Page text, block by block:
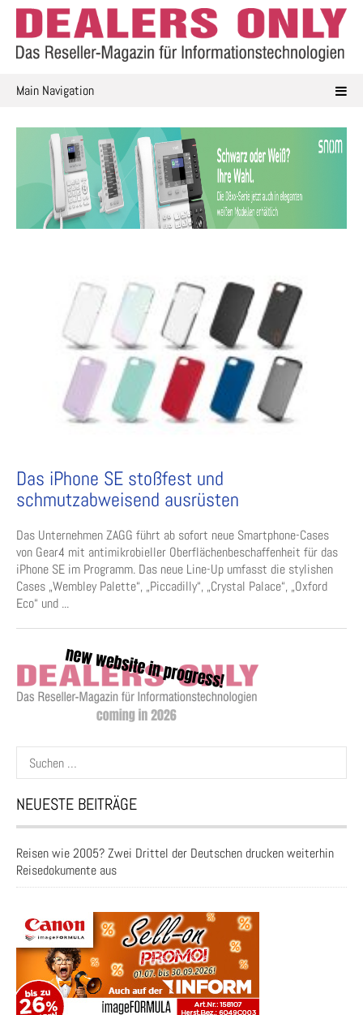
Skip
content
Main Navigation
Das iPhone SE stoßfest und
schmutzabweisend ausrüsten
Das Unternehmen ZAGG führt ab sofort neue Smartphone-Cases
von Gear4 mit antimikrobieller Oberflächenbeschaffenheit für das
iPhone SE im Programm. Das neue Line-Up umfasst die stylishen
Cases „Wembley Palette“, „Piccadilly“, „Crystal Palace“, „Oxford
Eco“ und ...
Suchen
nach:
NEUESTE BEITRÄGE
Reisen wie 2005? Zwei Drittel der Deutschen drucken weiterhin
Reisedokumente aus